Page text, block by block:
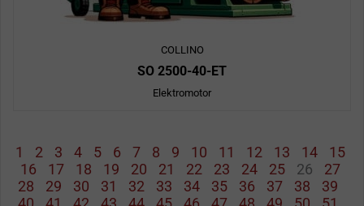
COLLINO
SO 2500-40-ET
Elektromotor
1 2 3 4 5 6 7 8 9 10 11 12 13 14
15
16
17 18 19 20 21 22 23 24 25 26
27
28
29 30 31 32 33 34 35 36 37 38
39